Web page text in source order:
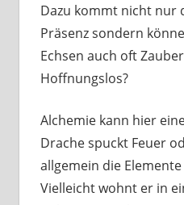
Dazu kommt nicht nur
Präsenz sondern
Echsen auch oft
Hoffnungslos?
Alchemie kann hier
Drache spuckt Feuer
allgemein die
Vielleicht wohnt er in